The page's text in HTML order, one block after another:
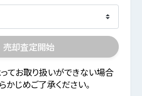
売却査定開始
てお取り扱いができない場合
かじめご了承ください。